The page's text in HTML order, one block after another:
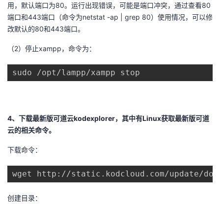
验
收
议
用，默认端口为80。运行出现错误，可能是端口冲突，通过查看80
端口和443端口（命令为netstat -ap | grep 80）使用情况，可以修
改默认的80和443端口。
（2）停止xampp，命令为：
sudo /opt/lampp/xampp stop
4、下载最新版可道云kodexplorer，其中有Linux获取最新版可道
云的相关命令。
下载命令：
wget http://static.kodcloud.com/update/
创建目录：